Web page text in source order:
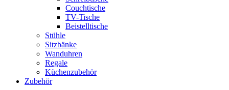
Couchtische
TV-Tische
Beistelltische
Stühle
Sitzbänke
Wanduhren
Regale
Küchenzubehör
Zubehör